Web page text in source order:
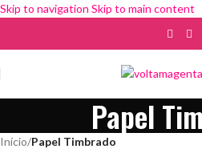
Skip to navigation Skip to main content
Papel
Início/Papel Timbrado